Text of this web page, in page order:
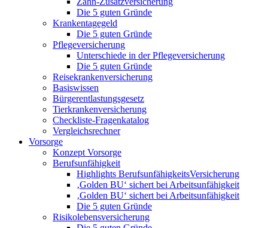
Die 5 guten Gründe
Krankentagegeld
Die 5 guten Gründe
Pflegeversicherung
Unterschiede in der Pflegeversicherung
Die 5 guten Gründe
Reisekrankenversicherung
Basiswissen
Bürgerentlastungsgesetz
Tierkrankenversicherung
Checkliste-Fragenkatalog
Vergleichsrechner
Vorsorge
Konzept Vorsorge
Berufsunfähigkeit
Highlights BerufsunfähigkeitsVersicherung
‚Golden BU‘ sichert bei Arbeitsunfähigkeit
‚Golden BU‘ sichert bei Arbeitsunfähigkeit
Die 5 guten Gründe
Risikolebensversicherung